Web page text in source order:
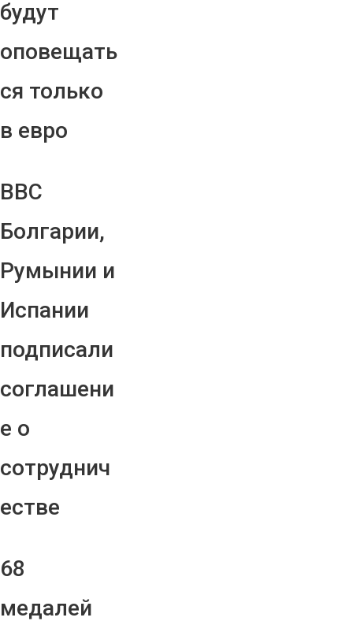
будут
оповещать
ся только
в евро
ВВС
Болгарии,
Румынии и
Испании
подписали
соглашени
е о
сотруднич
естве
68
медалей